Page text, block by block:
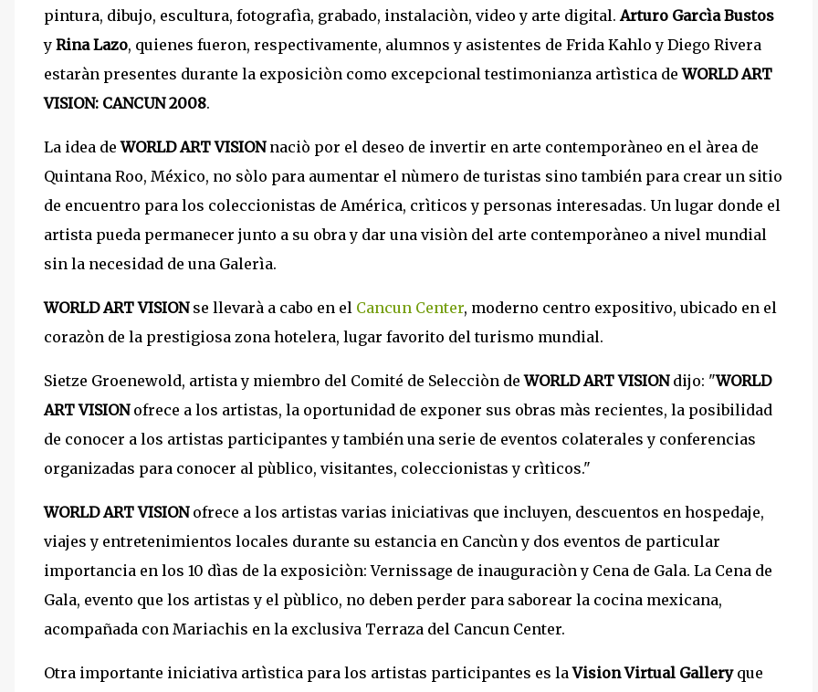
pintura, dibujo, escultura, fotografìa, grabado, instalaciòn, video y arte digital.Arturo Garcìa Bustos
y Rina Lazo, quienes fueron, respectivamente, alumnos y asistentes de Frida Kahlo y Diego Rivera
estaràn presentes durante la exposiciòn como excepcional testimonianza artìstica deWORLD ART
VISION: CANCUN 2008.
La idea deWORLD ART VISIONnaciò por el deseo de invertir en arte contemporàneo en el àrea de
Quintana Roo, México, no sòlo para aumentar el nùmero de turistas sino también para crear un sitio
de encuentro para los coleccionistas de América, crìticos y personas interesadas. Un lugar donde el
artista pueda permanecer junto a su obra y dar una visiòn del arte contemporàneo a nivel mundial
sin la necesidad de una Galerìa.
WORLD ART VISIONse llevarà a cabo en el Cancun Center, moderno centro expositivo, ubicado en el
corazòn de la prestigiosa zona hotelera, lugar favorito del turismo mundial.
Sietze Groenewold, artista y miembro del Comité de Selecciòn deWORLD ART VISIONdijo: "WORLD
ART VISIONofrece a los artistas, la oportunidad de exponer sus obras màs recientes, la posibilidad
de conocer a los artistas participantes y también una serie de eventos colaterales y conferencias
organizadas para conocer al pùblico, visitantes, coleccionistas y crìticos."
WORLD ART VISIONofrece a los artistas varias iniciativas que incluyen, descuentos en hospedaje,
viajes y entretenimientos locales durante su estancia en Cancùn y dos eventos de particular
importancia en los 10 dìas de la exposiciòn: Vernissage de inauguraciòn y Cena de Gala. La Cena de
Gala, evento que los artistas y el pùblico, no deben perder para saborear la cocina mexicana,
acompañada con Mariachis en la exclusiva Terraza del Cancun Center.
Otra importante iniciativa artìstica para los artistas participantes es laVision Virtual Galleryque